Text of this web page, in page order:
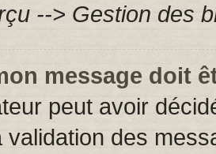
--> Gestion des
message doit
peut avoir
validation des